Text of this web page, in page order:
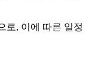
로, 이에 따른 일정